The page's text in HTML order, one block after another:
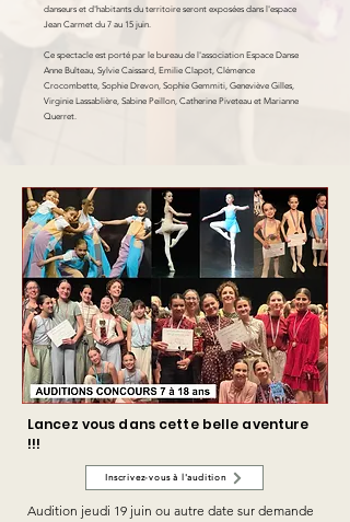
danseurs et d'habitants du territoire seront exposées dans l'espace
Jean Carmet du 7 au 15 juin.
Ce spectacle est porté par le bureau de l'association Espace Danse
Anne Bulteau, Sylvie Caissard, Emilie Clapot, Clémence
Crocombette, Sophie Drevon, Sophie Gemmiti, Geneviève Gilles,
Virginie Lassablière, Sabine Peillon, Catherine Piveteau et Marianne
Querret.
Lancez vous dans cette belle aventure
!!!
Inscrivez-vous à l'audition
Audition jeudi 19 juin ou autre date sur demande